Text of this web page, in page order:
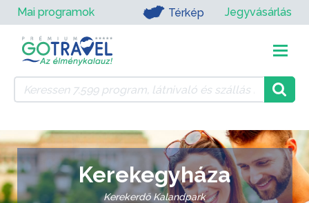
Mai programok Térkép Jegyvásárlás
Kerekegyháza
Kerekerdő Kalandpark